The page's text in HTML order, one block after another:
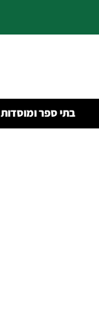
בתי ספר ומוסדות